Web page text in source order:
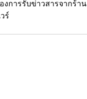
งการรับข่าวสารจากร้าน
ร์